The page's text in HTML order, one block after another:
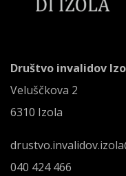
Društvo invalidov
Veluščkova 2
6310 Izola
040 424 466